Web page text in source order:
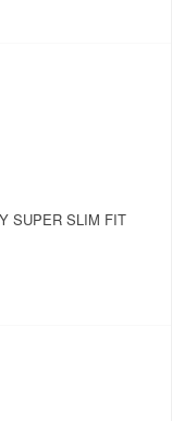
SUPER SLIM FIT